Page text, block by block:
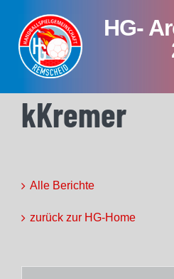
content
HG-
kKremer
Alle Berichte
zurück zur HG-Home